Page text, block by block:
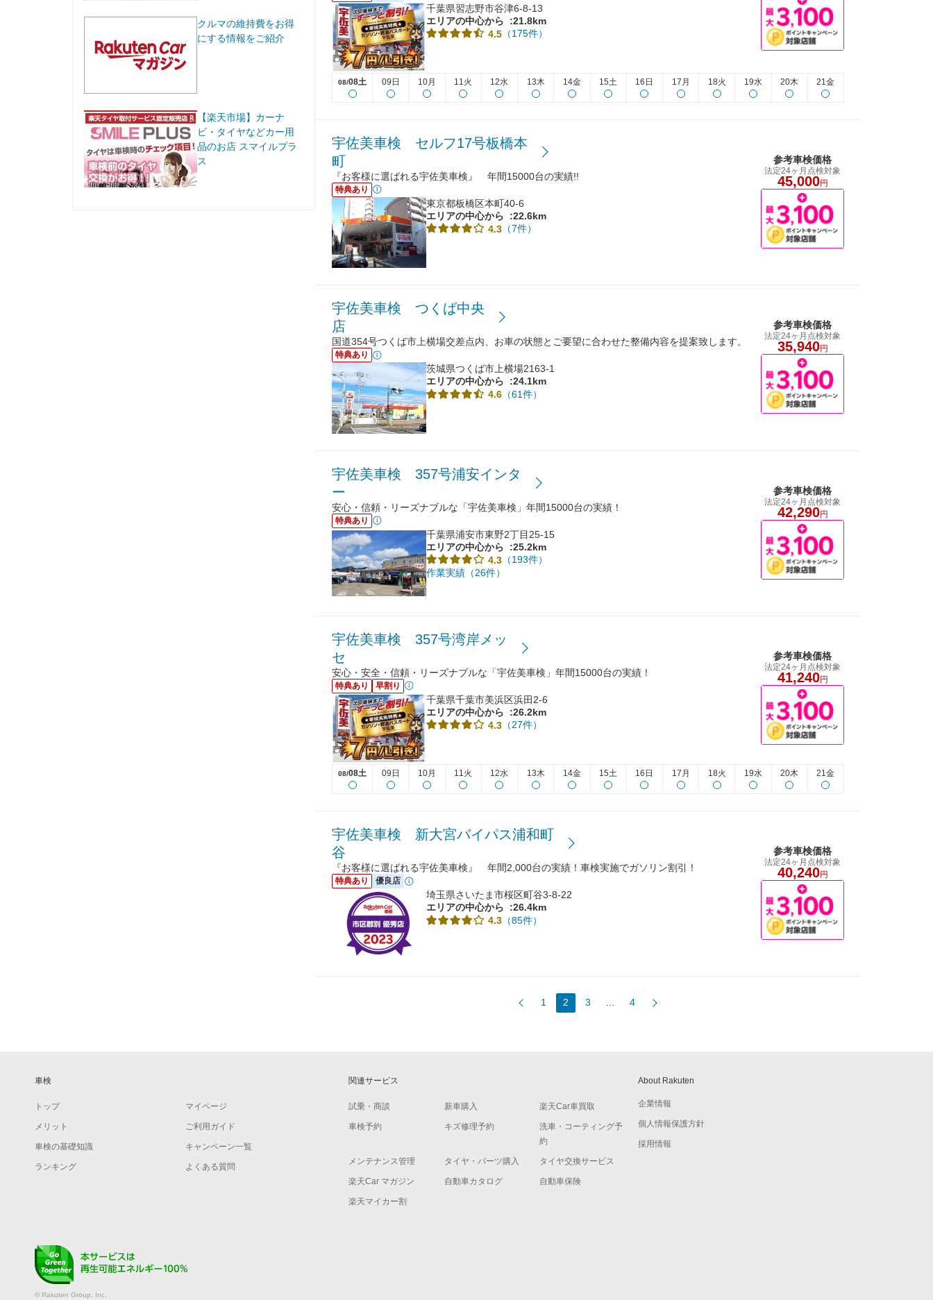
クルマの維持費をお得
にする情報をご紹介
【楽天市場】カーナ
ビ・タイヤなどカー用
品のお店 スマイルプラ
ス
千葉県習志野市谷津6-8-13
エリアの中心から
:21.8km
4.5 （175件）
08/08土 09日 10月 11火 12水 13木 14金 15土 16日 17月 18火 19水 20木 21金
宇佐美車検 セルフ17号板橋本
町
『お客様に選ばれる宇佐美車検』 年間15000台の実績!!
特典あり
東京都板橋区本町40-6
エリアの中心から
:22.6km
4.3 （7件）
参考車検価格
法定24ヶ月点検対象
45,000円
宇佐美車検 つくば中央
店
国道354号つくば市上横場交差点内、お車の状態とご要望に合わせた整備内容を提案致します。
特典あり
茨城県つくば市上横場2163-1
エリアの中心から
:24.1km
4.6 （61件）
参考車検価格
法定24ヶ月点検対象
35,940円
宇佐美車検 357号浦安インタ
ー
安心・信頼・リーズナブルな「宇佐美車検」年間15000台の実績！
特典あり
千葉県浦安市東野2丁目25-15
エリアの中心から
:25.2km
4.3 （193件）
作業実績（26件）
参考車検価格
法定24ヶ月点検対象
42,290円
宇佐美車検 357号湾岸メッ
セ
安心・安全・信頼・リーズナブルな「宇佐美車検」年間15000台の実績！
特典あり 早割り
千葉県千葉市美浜区浜田2-6
エリアの中心から
:26.2km
4.3 （27件）
参考車検価格
法定24ヶ月点検対象
41,240円
08/08土 09日 10月 11火 12水 13木 14金 15土 16日 17月 18火 19水 20木 21金
宇佐美車検 新大宮バイパス浦和町
谷
『お客様に選ばれる宇佐美車検』 年間2,000台の実績！車検実施でガソリン割引！
特典あり 優良店
埼玉県さいたま市桜区町谷3-8-22
エリアの中心から
:26.4km
4.3 （85件）
参考車検価格
法定24ヶ月点検対象
40,240円
1 2 3 ... 4
車検
トップ マイページ
メリット ご利用ガイド
車検の基礎知識 キャンペーン一覧
ランキング よくある質問
関連サービス
試乗・商談 新車購入 楽天Car車買取
車検予約 キズ修理予約
洗車・コーティング予
約
メンテナンス管理 タイヤ・パーツ購入 タイヤ交換サービス
楽天Car マガジン 自動車カタログ 自動車保険
楽天マイカー割
About Rakuten
企業情報
個人情報保護方針
採用情報
© Rakuten Group, Inc.